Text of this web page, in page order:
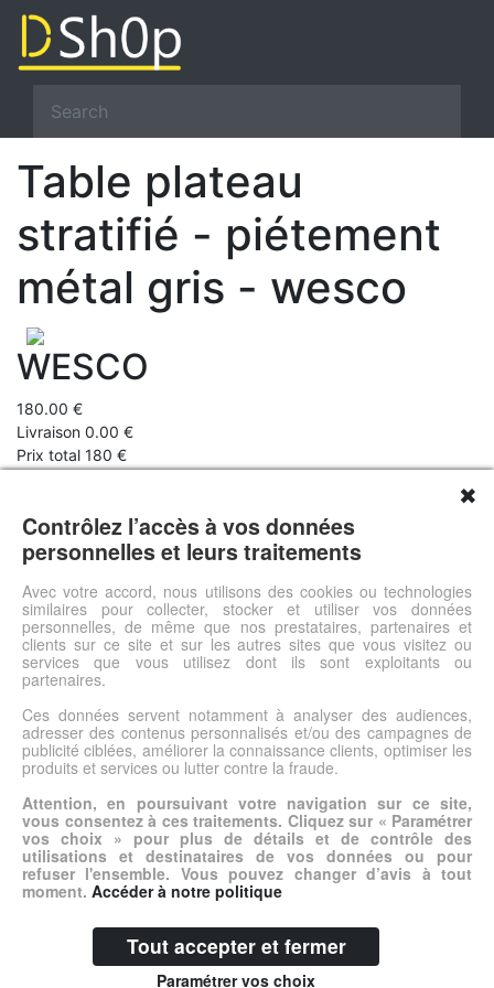
Table plateau
stratifié - piétement
métal gris - wesco
WESCO
180.00 €
Livraison 0.00 €
Prix total 180 €
entretenir, nos tables ont été spécialement étudiées pour les
collectivités. Les matériaux, traitements et revêtements ont été
choisis pour leur grande tenue aux utilisations intensives.
Choisissez selon vos besoins : la matière, la forme et la taille du
plateau, le coloris et la hauteur de pieds.
Voir l'offre
© DSh0p 2026 -Accueil-Mentions légales
✖
Contrôlez l’accès à vos données
personnelles et leurs traitements
Avec votre accord, nous utilisons des cookies ou technologies
similaires pour collecter, stocker et utiliser vos données
personnelles, de même que nos prestataires, partenaires et
clients sur ce site et sur les autres sites que vous visitez ou
services que vous utilisez dont ils sont exploitants ou
partenaires.
Ces données servent notamment à analyser des audiences,
adresser des contenus personnalisés et/ou des campagnes de
publicité ciblées, améliorer la connaissance clients, optimiser les
produits et services ou lutter contre la fraude.
Attention, en poursuivant votre navigation sur ce site,
vous consentez à ces traitements. Cliquez sur « Paramétrer
vos choix » pour plus de détails et de contrôle des
utilisations et destinataires de vos données ou pour
refuser l'ensemble. Vous pouvez changer d’avis à tout
moment. Accéder à notre politique
Tout accepter et fermer
Paramétrer vos choix